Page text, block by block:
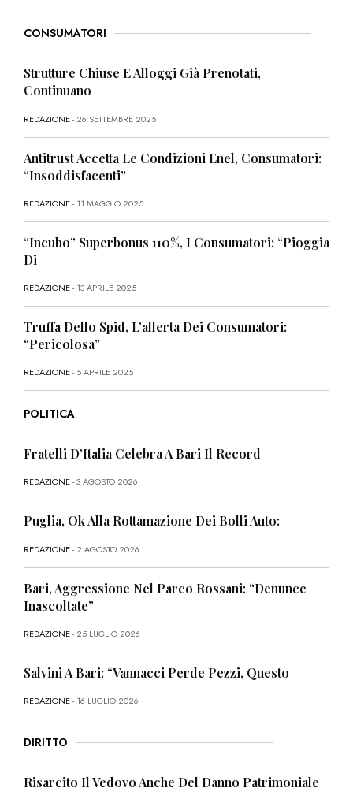
CONSUMATORI
Strutture Chiuse E Alloggi Già Prenotati,
Continuano
REDAZIONE- 26 SETTEMBRE 2025
Antitrust Accetta Le Condizioni Enel, Consumatori:
“Insoddisfacenti”
REDAZIONE- 11 MAGGIO 2025
“Incubo” Superbonus 110%, I Consumatori: “Pioggia
Di
REDAZIONE- 13 APRILE 2025
Truffa Dello Spid, L’allerta Dei Consumatori:
“Pericolosa”
REDAZIONE- 5 APRILE 2025
POLITICA
Fratelli D’Italia Celebra A Bari Il Record
REDAZIONE- 3 AGOSTO 2026
Puglia, Ok Alla Rottamazione Dei Bolli Auto:
REDAZIONE- 2 AGOSTO 2026
Bari, Aggressione Nel Parco Rossani: “Denunce
Inascoltate”
REDAZIONE- 25 LUGLIO 2026
Salvini A Bari: “Vannacci Perde Pezzi, Questo
REDAZIONE- 16 LUGLIO 2026
DIRITTO
Risarcito Il Vedovo Anche Del Danno Patrimoniale